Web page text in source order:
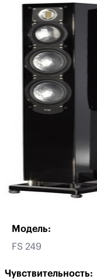
Модель:
FS 249
Чувствительность: